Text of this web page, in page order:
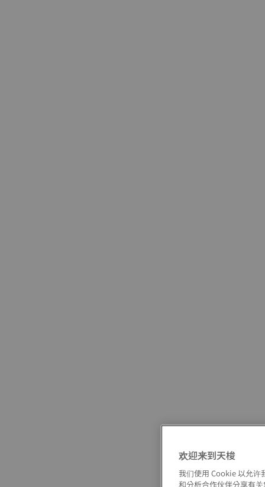
欢迎来到天梭
我们使用 Cookie 以允许
和分析合作伙伴分享有